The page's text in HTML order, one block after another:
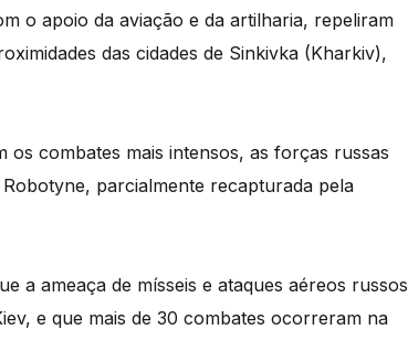
o apoio da aviação e da artilharia, repeliram
das cidades de Sinkivka (Kharkiv),
combates mais intensos, as forças russas
parcialmente recapturada pela
a ameaça de mísseis e ataques aéreos russos
e que mais de 30 combates ocorreram na